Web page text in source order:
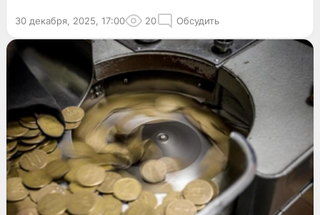
30 декабря, 2025, 17:00 20 Обсудить